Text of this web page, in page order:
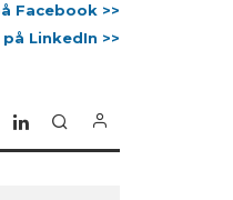
Facebook >>
LinkedIn >>